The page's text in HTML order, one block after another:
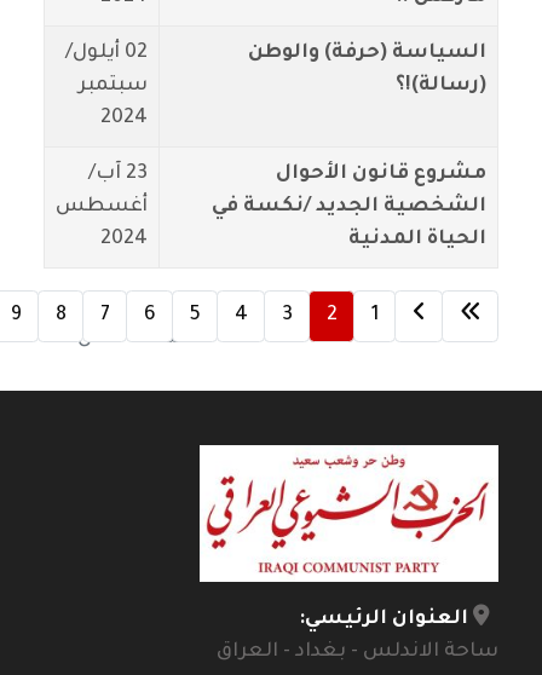
السياسة (حرفة) والوطن
(رسالة)!؟
02 أيلول/
سبتمبر
2024
مشروع قانون الأحوال
الشخصية الجديد /نكسة في
الحياة المدنية
23 آب/
أغسطس
2024
الصفحة 2 من 12
1
2
3
4
5
6
7
8
9
العنوان الرئيسي:
ساحة الاندلس - بغداد - العراق